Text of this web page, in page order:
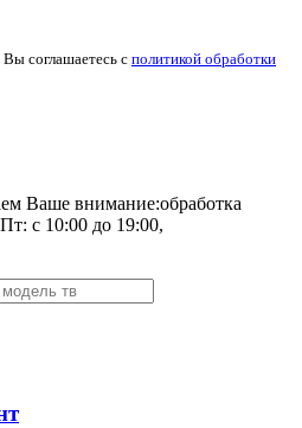
соглашаетесь с политикой обработки
Ваше внимание:обработка
с 10:00 до 19:00,